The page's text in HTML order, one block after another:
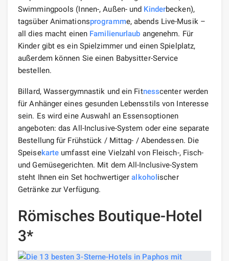
Swimmingpools (Innen-, Außen- und Kinderbecken),
tagsüber Animationsprogramme, abends Live-Musik –
all dies macht einen Familienurlaub angenehm. Für
Kinder gibt es ein Spielzimmer und einen Spielplatz,
außerdem können Sie einen Babysitter-Service
bestellen.
Billard, Wassergymnastik und ein Fitnesscenter werden
für Anhänger eines gesunden Lebensstils von Interesse
sein. Es wird eine Auswahl an Essensoptionen
angeboten: das All-Inclusive-System oder eine separate
Bestellung für Frühstück / Mittag- / Abendessen. Die
Speisekarte umfasst eine Vielzahl von Fleisch-, Fisch-
und Gemüsegerichten. Mit dem All-Inclusive-System
steht Ihnen ein Set hochwertigeralkoholischer
Getränke zur Verfügung.
Römisches Boutique-Hotel
3*